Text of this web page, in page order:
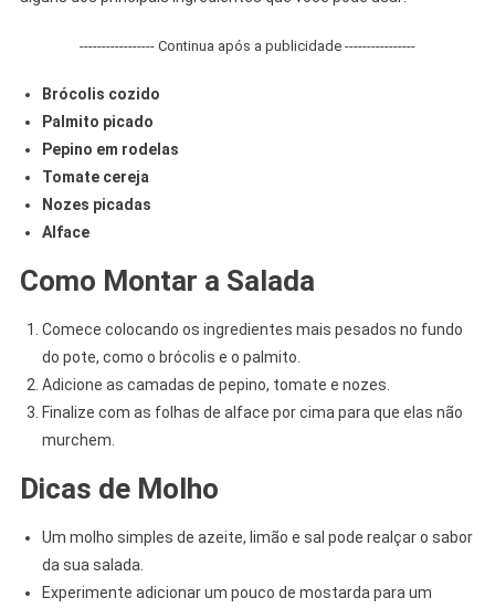
----------------- Continua após a publicidade ----------------
Brócolis cozido
Palmito picado
Pepino em rodelas
Tomate cereja
Nozes picadas
Alface
Como Montar a Salada
Comece colocando os ingredientes mais pesados no fundo
do pote, como o brócolis e o palmito.
Adicione as camadas de pepino, tomate e nozes.
Finalize com as folhas de alface por cima para que elas não
murchem.
Dicas de Molho
Um molho simples de azeite, limão e sal pode realçar o sabor
da sua salada.
Experimente adicionar um pouco de mostarda para um